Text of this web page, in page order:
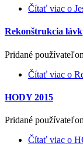
Čítať viac o
Rekonštrukcia
Pridané
Čítať viac o
HODY 2015
Pridané
Čítať viac o